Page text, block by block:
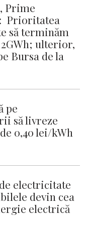
Prime
Prioritatea
să terminăm
ulterior,
Bursa de la
pe
să livreze
0,40 lei/kWh
electricitate
devin cea
electrică